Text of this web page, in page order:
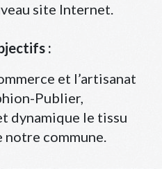
site Internet.
:
et l’artisanat
Publier,
dynamique le tissu
notre commune.